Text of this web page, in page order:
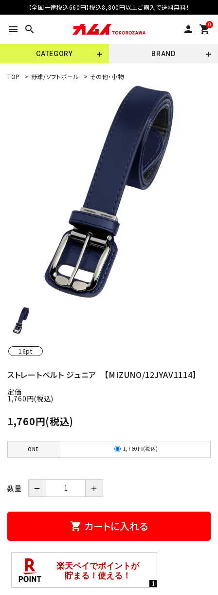
【全国一律税込660円】税込8,800円以上ご購入で送料無料！
menu search person 0
shopping_cart
CATEGORY BRAND
TOP > 野球/ソフトボール > その他・小物
16pt
ストレートベルト ジュニア 【MIZUNO/12JYAV1114】
定価
1,760円(税込)
1,760円(税込)
ONE 1,760円(税込)
数量 － ＋
shopping_cart カートに入れる